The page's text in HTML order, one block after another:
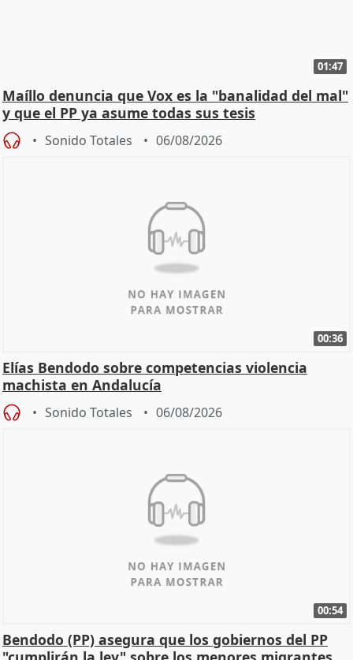
01:47
Maíllo denuncia que Vox es la "banalidad del mal"
y que el PP ya asume todas sus tesis
Sonido Totales 06/08/2026
00:36
Elías Bendodo sobre competencias violencia
machista en Andalucía
Sonido Totales 06/08/2026
00:54
Bendodo (PP) asegura que los gobiernos del PP